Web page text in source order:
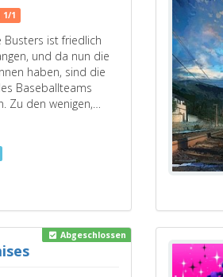
1/1
Busters ist friedlich
und da nun die
haben, sind die
Baseballteams
Zu den wenigen,…
Abgeschlossen